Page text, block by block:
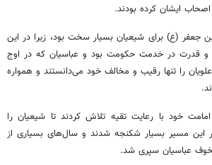
ایشان کرده بودند.
جعفر (ع) برای شیعیان بسیار سخت بود، زیرا در این
و قدرت در خدمت حکومت بود و عباسیان که در اوج
را تنها رقیب و مخالف خود می‌دانستند و همواره
خود با رعایت تقیه تلاش کردند تا شیعیان را
این مسیر بسیار شکنجه شدند و سال‌های بسیاری از
عباسیان سپری شد.